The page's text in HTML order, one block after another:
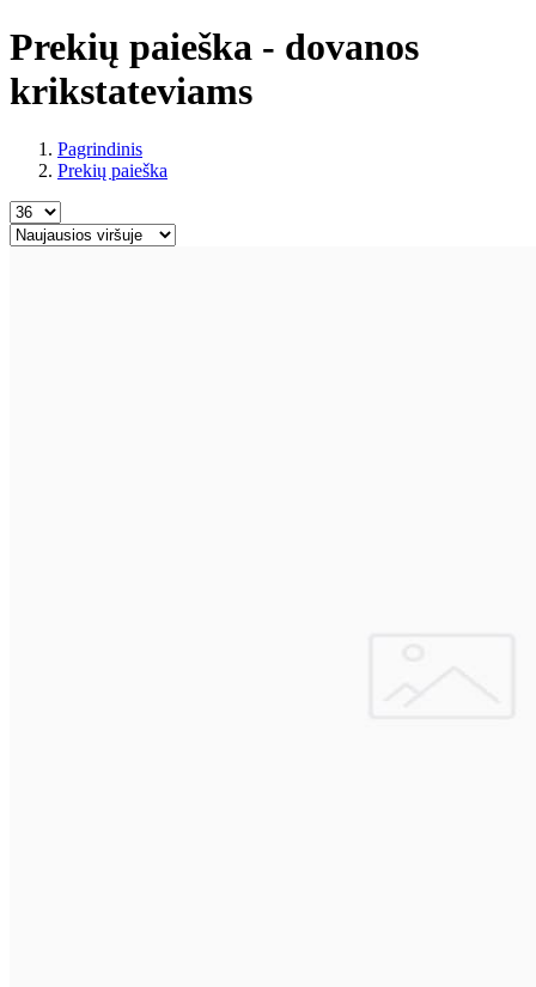
Prekių paieška - dovanos
krikstateviams
Pagrindinis
Prekių paieška